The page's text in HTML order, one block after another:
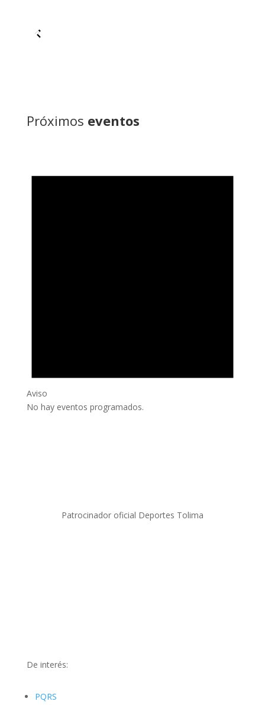
Próximos eventos
Aviso
No hay eventos programados.
Patrocinador oficial Deportes Tolima
De interés:
PQRS